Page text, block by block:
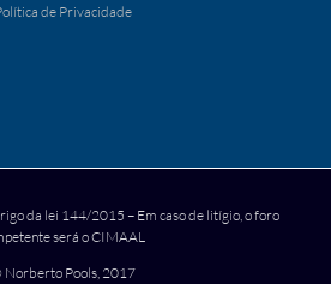
de Privacidade
da lei 144/2015 – Em caso de litígio, o foro
será o CIMAAL
Pools, 2017